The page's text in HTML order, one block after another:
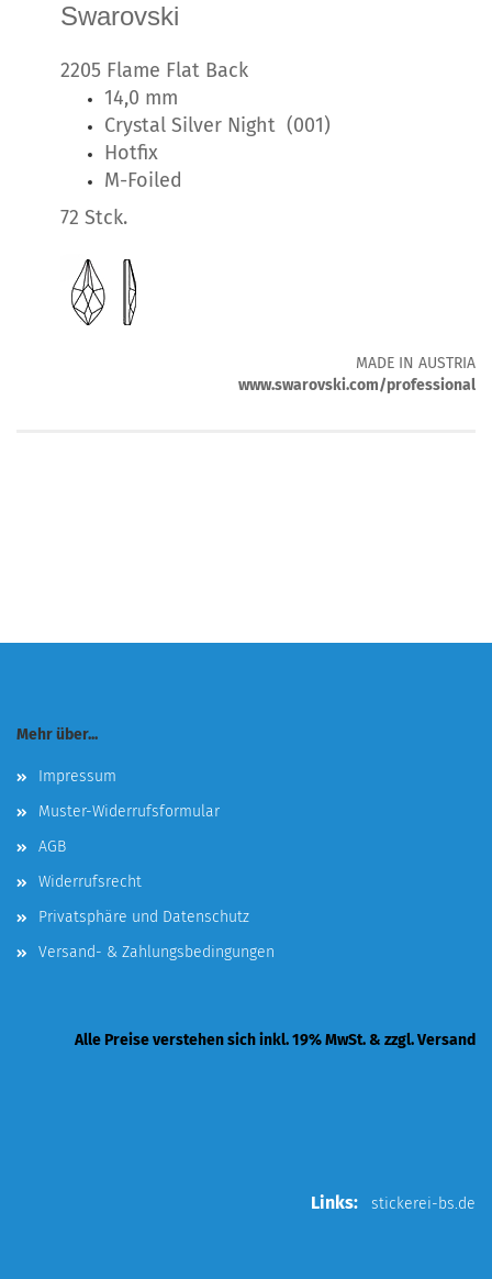
Swarovski
2205 Flame Flat Back
14,0 mm
Crystal Silver Night (001)
Hotfix
M-Foiled
72 Stck.
MADE IN AUSTRIA
www.swarovski.com/professional
Mehr über...
Impressum
Muster-Widerrufsformular
AGB
Widerrufsrecht
Privatsphäre und Datenschutz
Versand- & Zahlungsbedingungen
Alle Preise verstehen sich inkl. 19% MwSt. & zzgl. Versand
Links: stickerei-bs.de